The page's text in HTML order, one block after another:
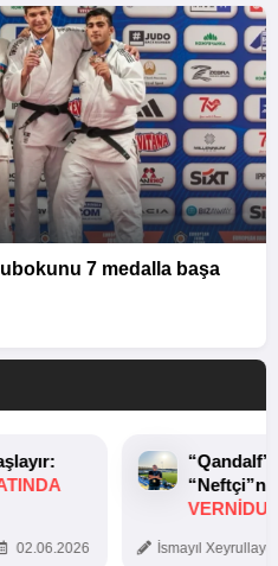
7 medalla başa
02.06.2026 İsmayıl